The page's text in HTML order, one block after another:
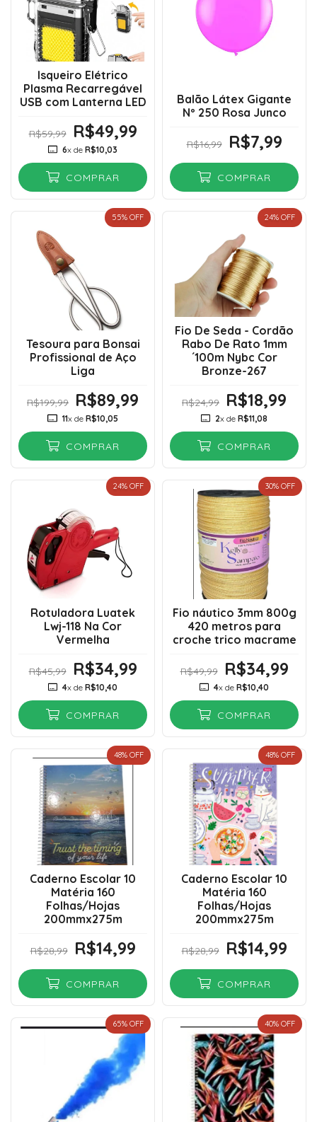
Isqueiro Elétrico
Plasma Recarregável
USB com Lanterna LED
R$59,99 R$49,99
6x deR$10,03
COMPRAR
Balão Látex Gigante
Nº 250 Rosa Junco
R$16,99 R$7,99
COMPRAR
55% OFF
Tesoura para Bonsai
Profissional de Aço
Liga
R$199,99 R$89,99
11x de R$10,05
COMPRAR
24% OFF
Fio De Seda - Cordão
Rabo De Rato 1mm
´100m Nybc Cor
Bronze-267
R$24,99 R$18,99
2x deR$11,08
COMPRAR
24% OFF
Rotuladora Luatek
Lwj-118 Na Cor
Vermelha
R$45,99 R$34,99
4x deR$10,40
COMPRAR
30% OFF
Fio náutico 3mm 800g
420 metros para
croche trico macrame
R$49,99 R$34,99
4x deR$10,40
COMPRAR
48% OFF
Caderno Escolar 10
Matéria 160
Folhas/Hojas
200mmx275m
R$28,99 R$14,99
COMPRAR
48% OFF
Caderno Escolar 10
Matéria 160
Folhas/Hojas
200mmx275m
R$28,99 R$14,99
COMPRAR
65% OFF 40% OFF